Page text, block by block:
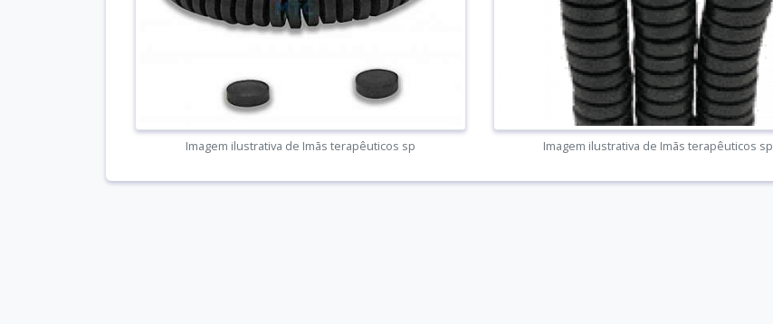
Imagem ilustrativa de Imãs terapêuticos sp Imagem ilustrativa de Imãs terapêuticos sp